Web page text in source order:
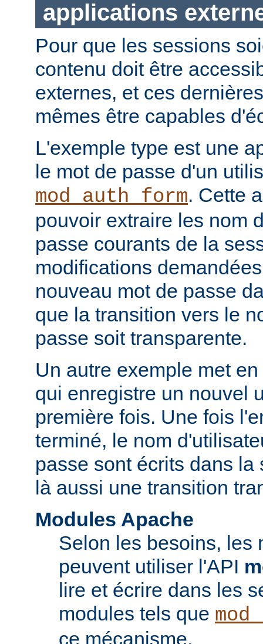
applications
Pour que les sessions
contenu doit être
externes, et ces
mêmes être capables
L'exemple type est une
le mot de passe d'un
mod_auth_form. Cette
pouvoir extraire les nom
passe courants de la
modifications
nouveau mot de passe
que la transition vers le
passe soit transparente.
Un autre exemple met
qui enregistre un nouvel
première fois. Une fois
terminé, le nom
passe sont écrits dans
là aussi une transition
Modules Apache
Selon les besoins, les
peuvent utiliser l'API
lire et écrire dans les
modules tels que
ce mécanisme.